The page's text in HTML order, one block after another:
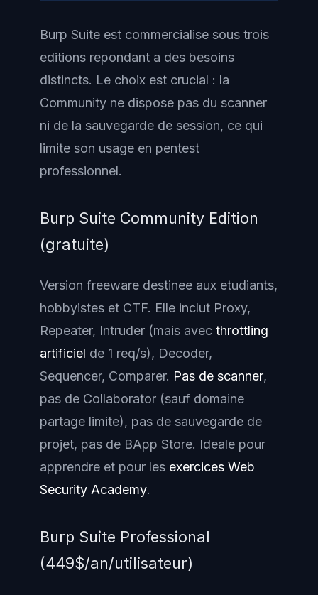
Burp Suite est commercialise sous trois
editions repondant a des besoins
distincts. Le choix est crucial : la
Community ne dispose pas du scanner
ni de la sauvegarde de session, ce qui
limite son usage en pentest
professionnel.
Burp Suite Community Edition
(gratuite)
Version freeware destinee aux etudiants,
hobbyistes et CTF. Elle inclut Proxy,
Repeater, Intruder (mais avec throttling
artificiel de 1 req/s), Decoder,
Sequencer, Comparer. Pas de scanner,
pas de Collaborator (sauf domaine
partage limite), pas de sauvegarde de
projet, pas de BApp Store. Ideale pour
apprendre et pour les exercices Web
Security Academy.
Burp Suite Professional
(449$/an/utilisateur)